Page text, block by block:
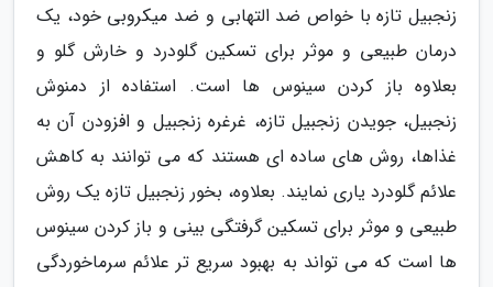
زنجبیل تازه با خواص ضد التهابی و ضد میکروبی خود، یک
درمان طبیعی و موثر برای تسکین گلودرد و خارش گلو و
بعلاوه باز کردن سینوس ها است. استفاده از دمنوش
زنجبیل، جویدن زنجبیل تازه، غرغره زنجبیل و افزودن آن به
غذاها، روش های ساده ای هستند که می توانند به کاهش
علائم گلودرد یاری نمایند. بعلاوه، بخور زنجبیل تازه یک روش
طبیعی و موثر برای تسکین گرفتگی بینی و باز کردن سینوس
ها است که می تواند به بهبود سریع تر علائم سرماخوردگی